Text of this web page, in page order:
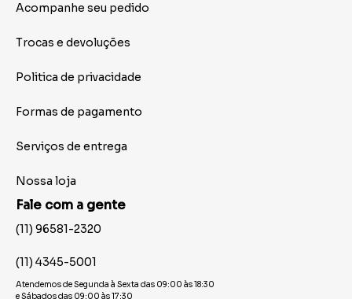
Acompanhe seu pedido
Trocas e devoluções
Politica de privacidade
Formas de pagamento
Serviços de entrega
Nossa loja
Fale com a gente
(11) 96581-2320
(11) 4345-5001
Atendemos de Segunda à Sexta das 09:00 às 18:30
e Sábados das 09:00 às 17:30